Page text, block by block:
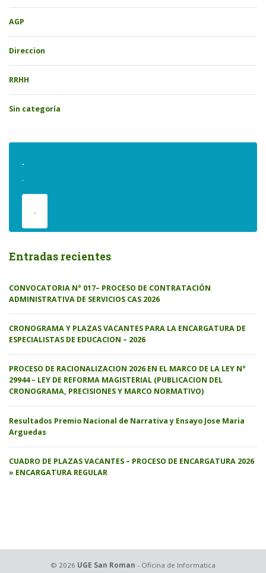
AGP
Direccion
RRHH
Sin categoría
.
.
.
Entradas recientes
CONVOCATORIA N° 017– PROCESO DE CONTRATACIÓN
ADMINISTRATIVA DE SERVICIOS CAS 2026
CRONOGRAMA Y PLAZAS VACANTES PARA LA ENCARGATURA DE
ESPECIALISTAS DE EDUCACION – 2026
PROCESO DE RACIONALIZACION 2026 EN EL MARCO DE LA LEY N°
29944 – LEY DE REFORMA MAGISTERIAL (PUBLICACION DEL
CRONOGRAMA, PRECISIONES Y MARCO NORMATIVO)
Resultados Premio Nacional de Narrativa y Ensayo Jose Maria
Arguedas
CUADRO DE PLAZAS VACANTES – PROCESO DE ENCARGATURA 2026
» ENCARGATURA REGULAR
© 2026 UGE San Roman - Oficina de Informatica